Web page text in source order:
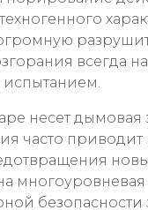
всегда
испытанием.
несет
часто